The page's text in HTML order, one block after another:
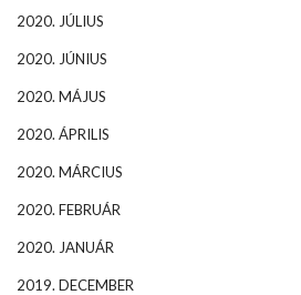
2020. JÚLIUS
2020. JÚNIUS
2020. MÁJUS
2020. ÁPRILIS
2020. MÁRCIUS
2020. FEBRUÁR
2020. JANUÁR
2019. DECEMBER